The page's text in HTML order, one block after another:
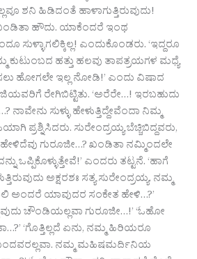
ಶನಿ ಹಿಡಿದಂತೆ ಹಾಳಾಗುತ್ತಿರುವುದು!
ಹೌದು. ಯಾಕೆಂದರೆ ಇಂಥ
ಸುಳ್ಳಾಗಲಿಕ್ಕಿಲ್ಲ! ಎಂದುಕೊಂಡರು. ‘ಇದ್ದರೂ
ಕುಟುಂಬದ ಹತ್ತು ಹಲವು ತಾಪತ್ರಯಗಳ ಮಧ್ಯೆ
ಹೋಗಲೇ ಇಲ್ಲ ನೋಡಿ!’ ಎಂದು ವಿಷಾದ
ರೇಗಿಬಿಟ್ಟಿತು. ‘ಅರೆರೇ…! ಇರಬಹುದು
ನಾವೇನು ಸುಳ್ಳು ಹೇಳುತ್ತಿದ್ದೇವೆಂದಾ ನಿಮ್ಮ
ಪ್ರಶ್ನಿಸಿದರು. ಸುರೇಂದ್ರಯ್ಯ ಬೆಚ್ಚಿಬಿದ್ದವರು,
ಗುರೂಜೀ…? ಖಂಡಿತಾ ನಮ್ಮಿಂದಲೇ
ಒಪ್ಪಿಕೊಳ್ಳುತ್ತೇವೆ!’ ಎಂದರು ತಟ್ಟನೆ. ‘ಹಾಗೆ
ಅಕ್ಷರಶಃ ಸತ್ಯ ಸುರೇಂದ್ರಯ್ಯ. ನಮ್ಮ
ಅಂದರೆ ಯಾವುದರ ಸಂಕೇತ ಹೇಳಿ…?’
ಚೌಂಡಿಯಲ್ಲವಾ ಗುರೂಜೀ…!’ ‘ಓಹೋ
‘ಗೊತ್ತಿಲ್ಲದೆ ಏನು, ನಮ್ಮ ಹಿರಿಯರೂ
ನಮ್ಮ ಮಹಿಷಮರ್ದಿನಿಯ